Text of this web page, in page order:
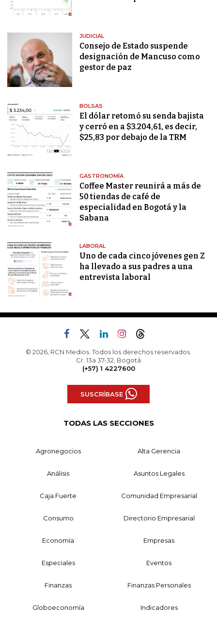
JUDICIAL
Consejo de Estado suspende
designación de Mancuso como
gestor de paz
BOLSAS
El dólar retomó su senda bajista
y cerró en a $3.204,61, es decir,
$25,83 por debajo de la TRM
GASTRONOMÍA
Coffee Master reunirá a más de
50 tiendas de café de
especialidad en Bogotá y la
Sabana
LABORAL
Uno de cada cinco jóvenes gen Z
ha llevado a sus padres a una
entrevista laboral
© 2026, RCN Medios. Todos los derechos reservados.
Cr. 13a 37-32, Bogotá
(+57) 1 4227600
SUSCRÍBASE
TODAS LAS SECCIONES
Agronegocios Alta Gerencia
Análisis Asuntos Legales
Caja Fuerte Comunidad Empresarial
Consumo Directorio Empresarial
Economía Empresas
Especiales Eventos
Finanzas Finanzas Personales
Globoeconomía Indicadores